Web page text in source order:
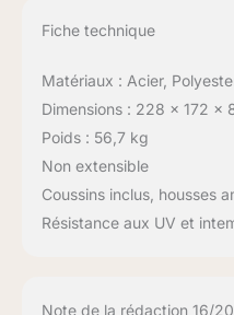
Fiche technique
Matériaux : Acier,
Dimensions : 228 x 172 x
Poids : 56,7 kg
Non extensible
Coussins inclus, housses
Résistance aux UV et
Note de la rédaction 16/20